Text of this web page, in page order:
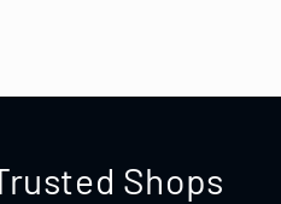
Shops